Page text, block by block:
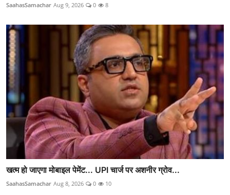
SaahasSamachar Aug 9, 2026 0 8
खत्म हो जाएगा मोबाइल पेमेंट... UPI चार्ज पर अशनीर ग्रोव...
SaahasSamachar Aug 8, 2026 0 10